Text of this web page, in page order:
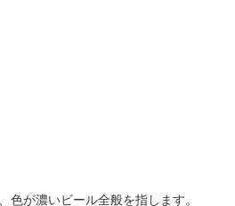
が濃いビール全般を指します。